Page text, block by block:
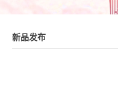
新品发布